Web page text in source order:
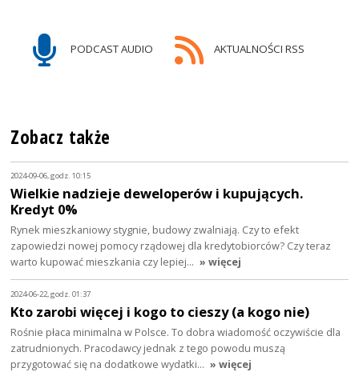
PODCAST AUDIO AKTUALNOŚCI RSS
Zobacz także
2024-09-06, godz. 10:15
Wielkie nadzieje deweloperów i kupujących.
Kredyt 0%
Rynek mieszkaniowy stygnie, budowy zwalniają. Czy to efekt
zapowiedzi nowej pomocy rządowej dla kredytobiorców? Czy teraz
warto kupować mieszkania czy lepiej… » więcej
2024-06-22, godz. 01:37
Kto zarobi więcej i kogo to cieszy (a kogo nie)
Rośnie płaca minimalna w Polsce. To dobra wiadomość oczywiście dla
zatrudnionych. Pracodawcy jednak z tego powodu muszą
przygotować się na dodatkowe wydatki… » więcej